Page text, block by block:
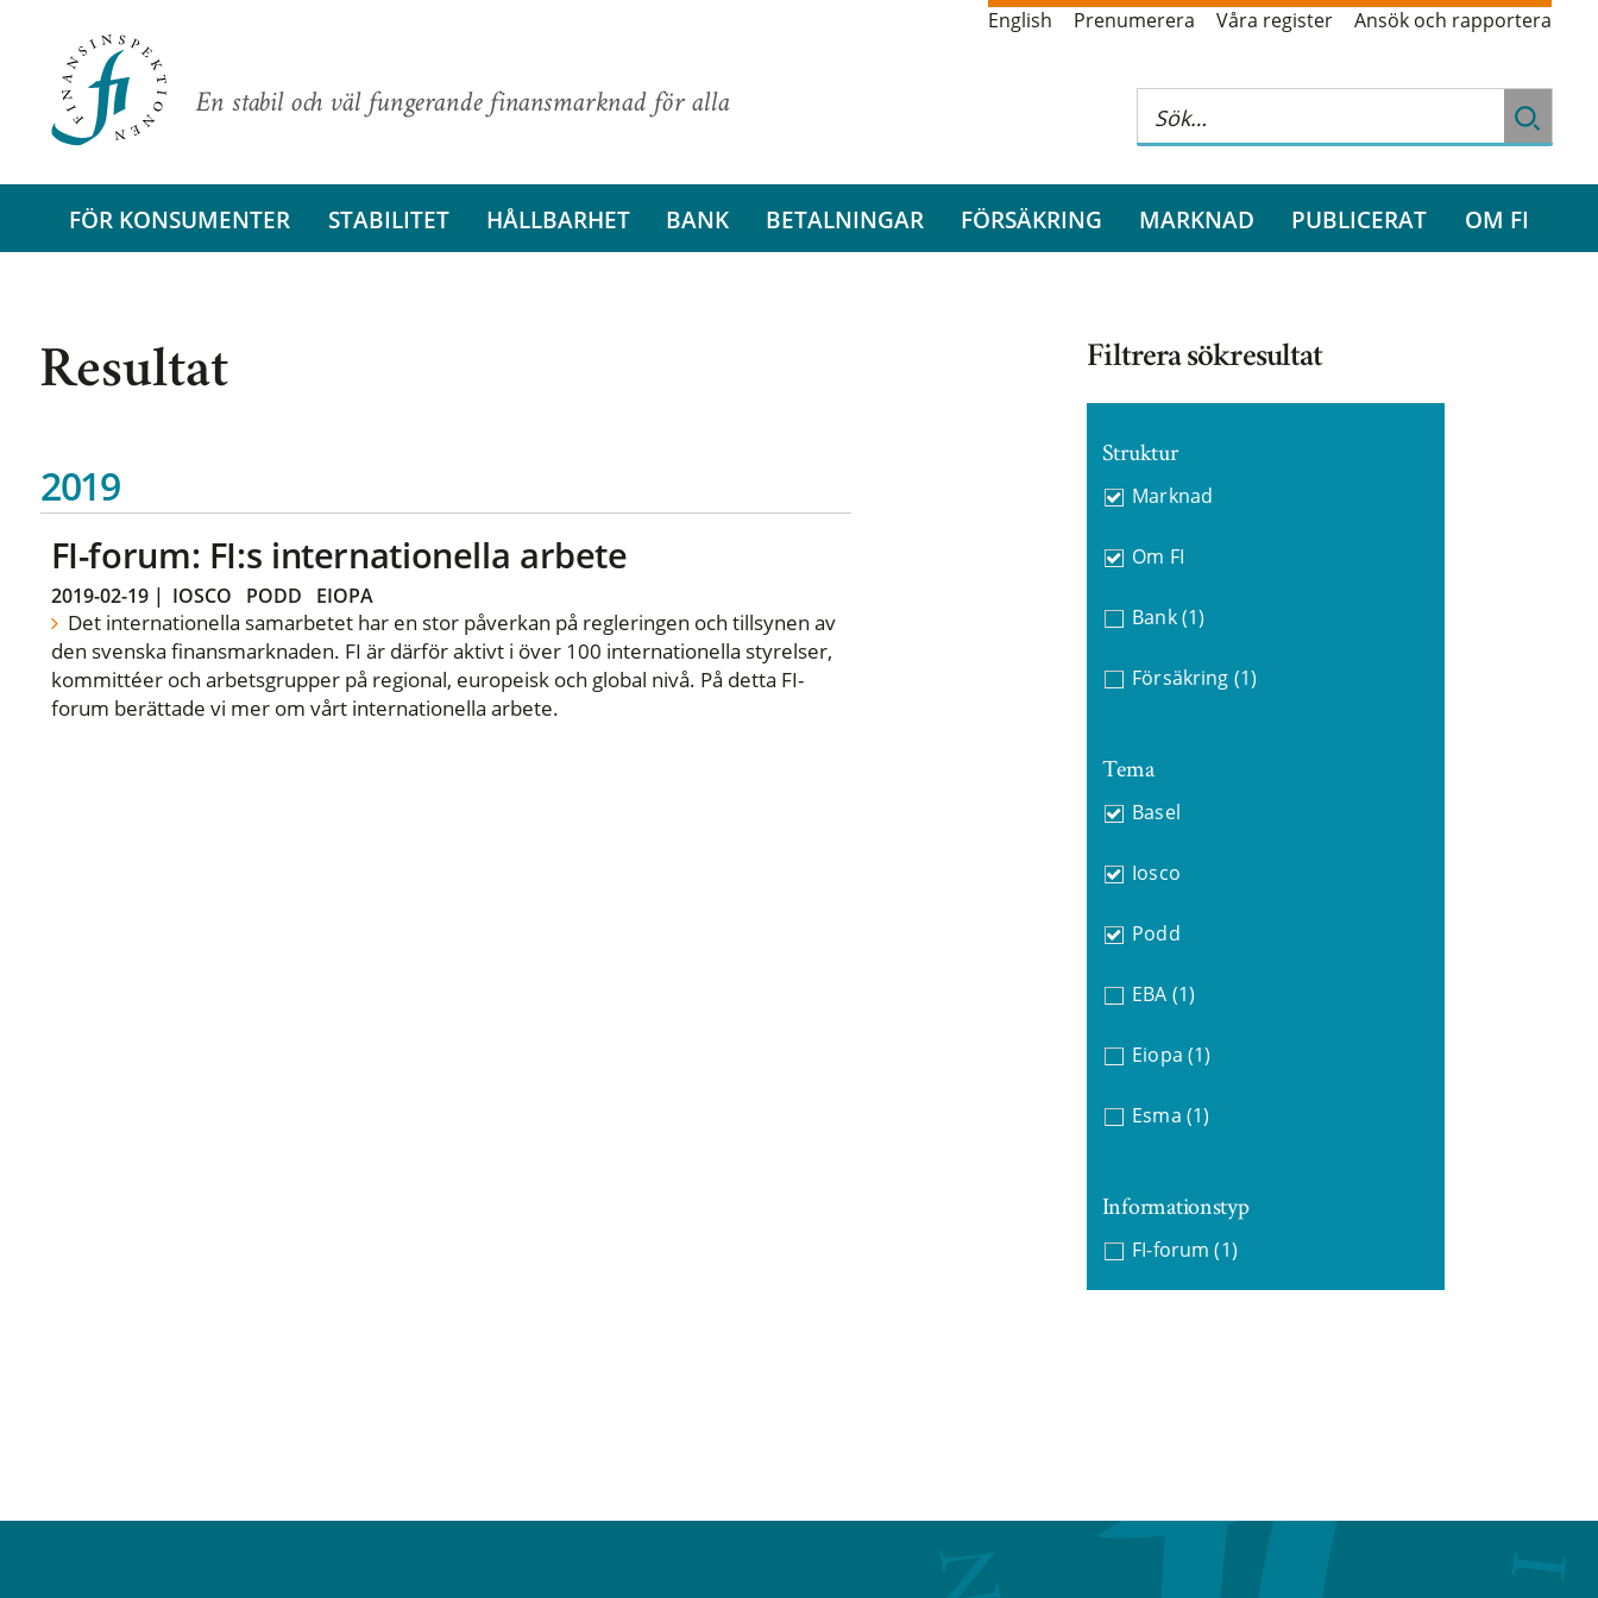
En stabil och väl fungerande finansmarknad för alla
English Prenumerera Våra register Ansök och rapportera
FÖR KONSUMENTER STABILITET HÅLLBARHET BANK BETALNINGAR FÖRSÄKRING MARKNAD PUBLICERAT OM FI
Resultat
2019
FI-forum: FI:s internationella arbete
2019-02-19| IOSCO PODD EIOPA
Det internationella samarbetet har en stor påverkan på regleringen och tillsynen av
den svenska finansmarknaden. FI är därför aktivt i över 100 internationella styrelser,
kommittéer och arbetsgrupper på regional, europeisk och global nivå. På detta FI-
forum berättade vi mer om vårt internationella arbete.
Filtrera sökresultat
Struktur
Marknad
Om FI
Bank (1)
Försäkring (1)
Tema
Basel
Iosco
Podd
EBA (1)
Eiopa (1)
Esma (1)
Informationstyp
FI-forum (1)